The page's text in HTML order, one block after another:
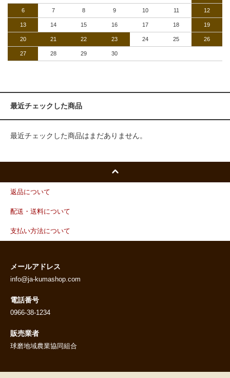
6 7 8 9 10 11 12
13 14 15 16 17 18 19
20 21 22 23 24 25 26
27 28 29 30
最近チェックした商品
最近チェックした商品はまだありません。
返品について
配送・送料について
支払い方法について
メールアドレス
info@ja-kumashop.com
電話番号
0966-38-1234
販売業者
球磨地域農業協同組合